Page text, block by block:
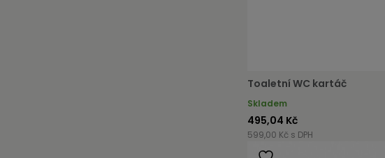
Toaletní WC kartáč
Skladem
495,04 Kč
599,00 Kč s DPH